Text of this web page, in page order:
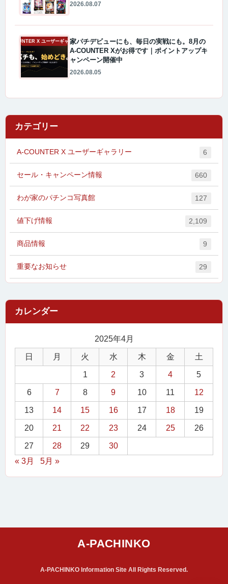
2026.08.07
A-COUNTER X ユーザーギャラリー家パチデビューにも、毎日の実戦にも。8月の
A-COUNTER Xがお得です｜ポイントアップキ
ャンペーン開催中
2026.08.05
カテゴリー
A-COUNTER X ユーザーギャラリー 6
セール・キャンペーン情報 660
わが家のパチンコ写真館 127
値下げ情報 2,109
商品情報 9
重要なお知らせ 29
2025年4月
日 月 火 水 木 金 土
1 2 3 4 5
6 7 8 9 10 11 12
13 14 15 16 17 18 19
20 21 22 23 24 25 26
27 28 29
30
« 3月
5月 »
A-PACHINKO Information Site All Rights Reserved.